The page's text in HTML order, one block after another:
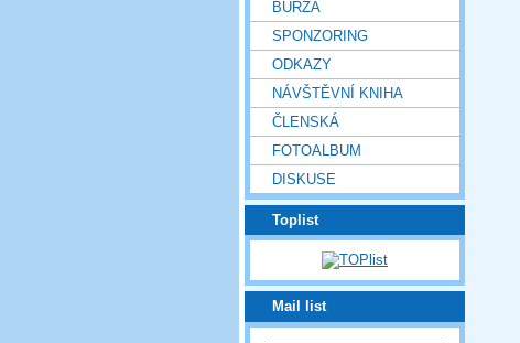
BURZA
SPONZORING
ODKAZY
NÁVŠTĚVNÍ KNIHA
ČLENSKÁ
FOTOALBUM
DISKUSE
Toplist
Mail list